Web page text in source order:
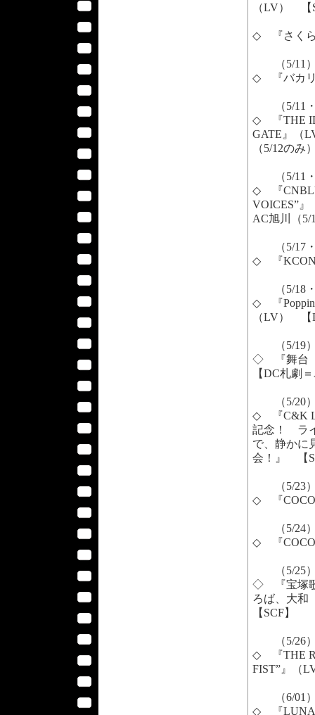
（LV） 【
◇ 『さくら
（5/11
◇ 『バカリ
（5/11・
◇ 『THE
GATE』（
（5/12のみ
（5/11・
◇ 『
VOICES”』
AC旭川（5/
（5/17・
◇ 『KCON
（5/18・
◇ 『
（LV） 【
（5/19
◇ 『舞台
【DC札劇
（5/20
◇ 『C&K
記念！ ラ
で、静かに
会！』 【
（5/23
◇ 『
（5/24
◇ 『
（5/25
◇ 『宝塚
ろば、大
【SCF】
（5/26
◇ 『THE
FIST”』（
（6/01
◇ 『LUNA